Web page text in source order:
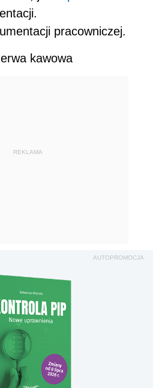
pracowniczej.
kawowa
REKLAMA
AUTOPROMOCJA